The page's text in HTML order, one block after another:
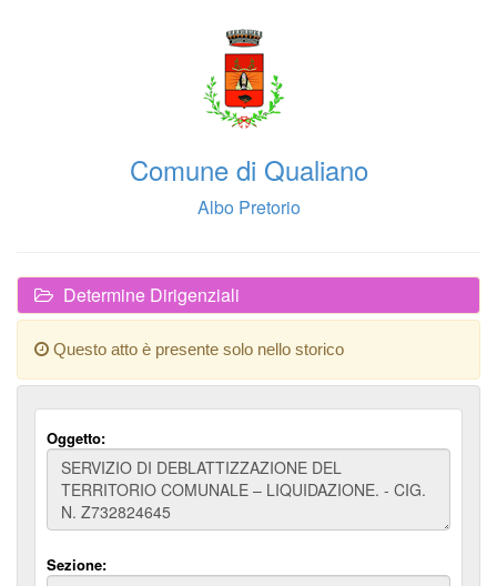
Comune di Qualiano
Albo Pretorio
Determine Dirigenziali
Questo atto è presente solo nello storico
Oggetto:
Sezione: